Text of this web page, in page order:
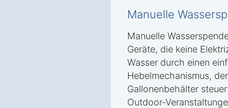
Manuelle
Manuelle
Geräte, die keine
Wasser durch einen
Hebelmechanismus,
Gallonenbehälter
Outdoor-